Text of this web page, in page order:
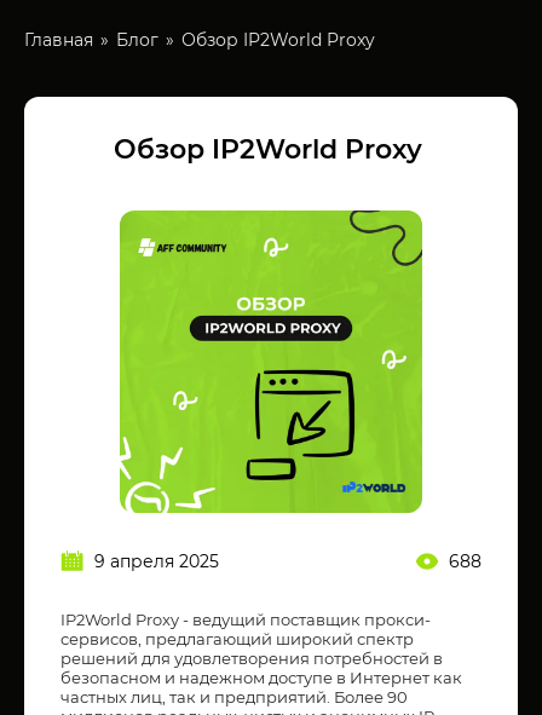
Главная Блог Обзор IP2World Proxy
Обзор IP2World Proxy
9 апреля 2025 688
IP2World Proxy - ведущий поставщик прокси-
сервисов, предлагающий широкий спектр
решений для удовлетворения потребностей в
безопасном и надежном доступе в Интернет как
частных лиц, так и предприятий. Более 90